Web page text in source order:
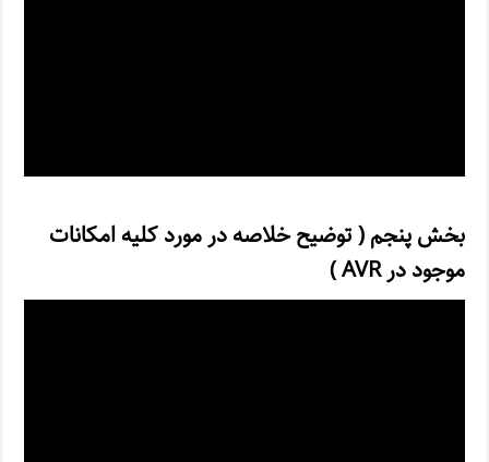
بخش پنجم ( توضیح خلاصه در مورد کلیه امکانات
موجود در AVR )